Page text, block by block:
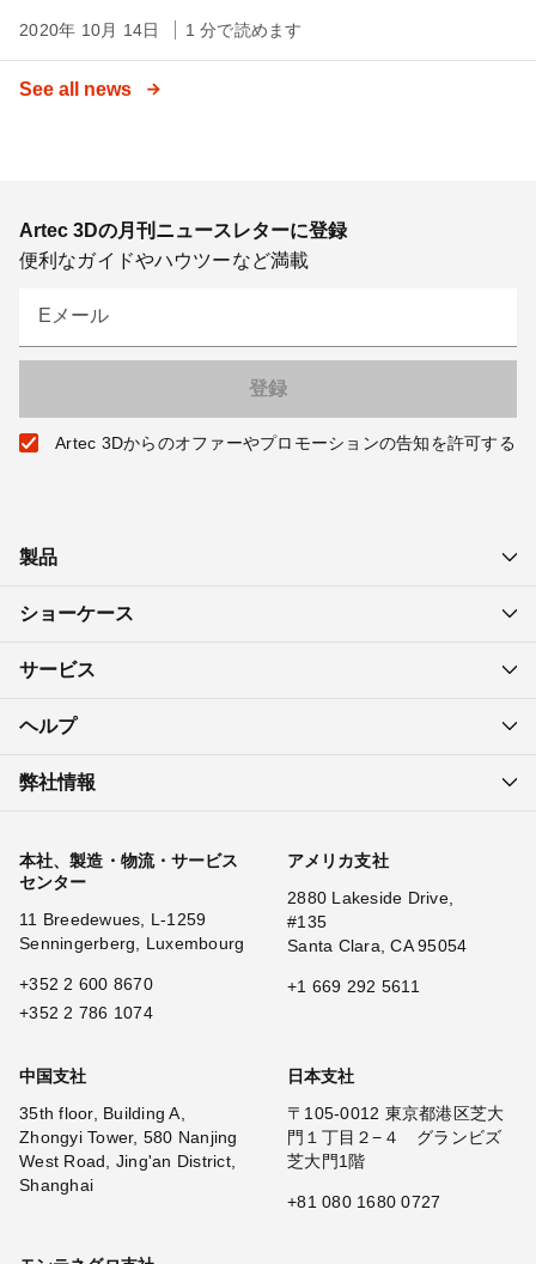
2020年 10月 14日 1 分で読めます
See all news
Artec 3Dの月刊ニュースレターに登録
便利なガイドやハウツーなど満載
Eメール
Artec 3Dからのオファーやプロモーションの告知を許可する
製品
ショーケース
サービス
ヘルプ
弊社情報
本社、製造・物流・サービス
センター
11 Breedewues, L-1259
Senningerberg, Luxembourg
+352 2 600 8670
+352 2 786 1074
アメリカ支社
2880 Lakeside Drive,
#135
Santa Clara, CA 95054
+1 669 292 5611
中国支社
35th floor, Building A,
Zhongyi Tower, 580 Nanjing
West Road, Jing'an District,
Shanghai
日本支社
〒105-0012 東京都港区芝大
門１丁目２−４ グランビズ
芝大門1階
+81 080 1680 0727